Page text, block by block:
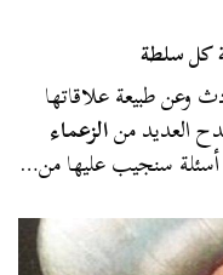
كل سلطة
وعن طبيعة علاقاتها
العديد منالزعماء
أسئلة سنجيب عليها من…